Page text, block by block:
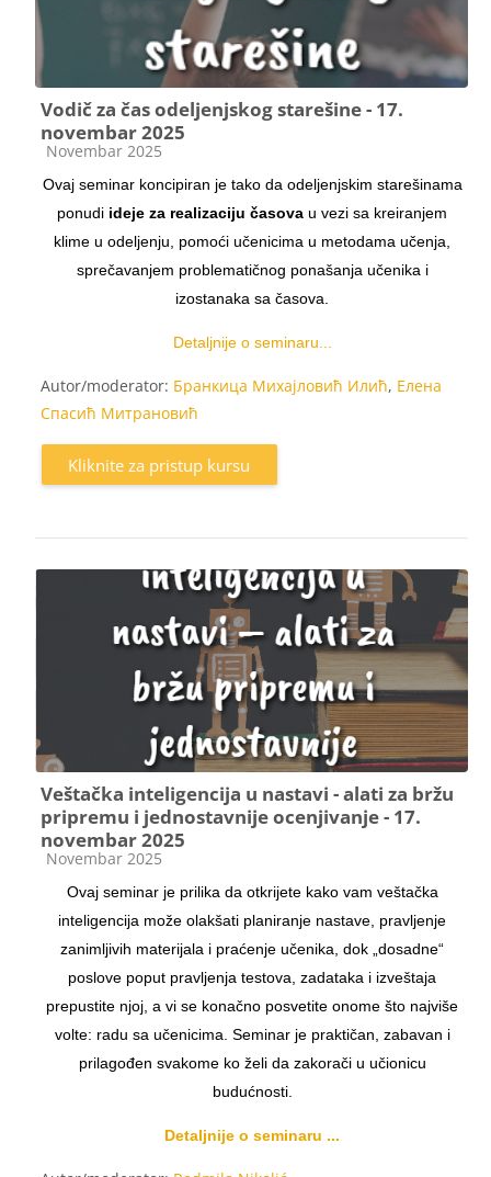
Vodič za čas odeljenjskog starešine - 17.
novembar 2025
Kategorija kursa
Novembar 2025
Ovaj seminar koncipiran je tako da odeljenjskim starešinama
ponudi ideje za realizaciju časova u vezi sa kreiranjem
klime u odeljenju, pomoći učenicima u metodama učenja,
sprečavanjem problematičnog ponašanja učenika i
izostanaka sa časova.
Detaljnije o seminaru...
Autor/moderator: Бранкица Михајловић Илић, Елена
Спасић Митрановић
Kliknite za pristup kursu
Veštačka inteligencija u nastavi - alati za bržu
pripremu i jednostavnije ocenjivanje - 17.
novembar 2025
Kategorija kursa
Novembar 2025
Ovaj seminar je prilika da otkrijete kako vam veštačka
inteligencija može olakšati planiranje nastave, pravljenje
zanimljivih materijala i praćenje učenika, dok „dosadne“
poslove poput pravljenja testova, zadataka i izveštaja
prepustite njoj, a vi se konačno posvetite onome što najviše
volte: radu sa učenicima. Seminar je praktičan, zabavan i
prilagođen svakome ko želi da zakorači u učionicu
budućnosti.
Detaljnije o seminaru ...